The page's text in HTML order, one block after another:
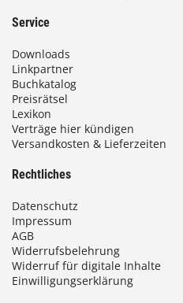
Service
Downloads
Linkpartner
Buchkatalog
Preisrätsel
Lexikon
Verträge hier kündigen
Versandkosten & Lieferzeiten
Rechtliches
Datenschutz
Impressum
AGB
Widerrufsbelehrung
Widerruf für digitale Inhalte
Einwilligungserklärung